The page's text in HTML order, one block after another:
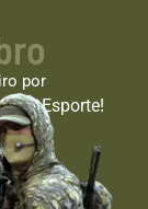
por
por Esporte!